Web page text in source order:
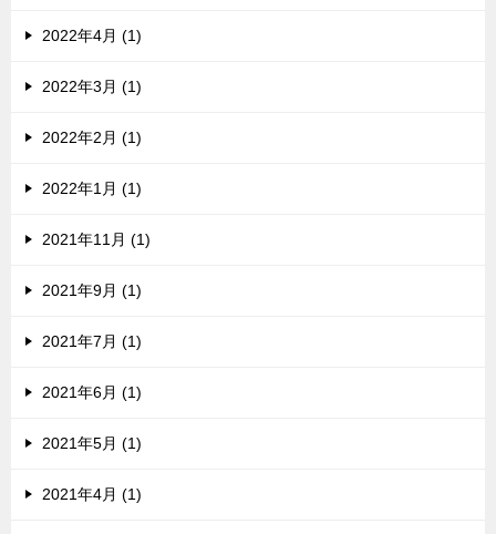
2022年4月 (1)
2022年3月 (1)
2022年2月 (1)
2022年1月 (1)
2021年11月 (1)
2021年9月 (1)
2021年7月 (1)
2021年6月 (1)
2021年5月 (1)
2021年4月 (1)